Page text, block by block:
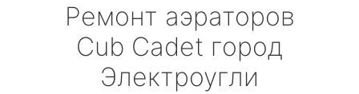
Ремонт аэраторов
Cub Cadet город
Электроугли